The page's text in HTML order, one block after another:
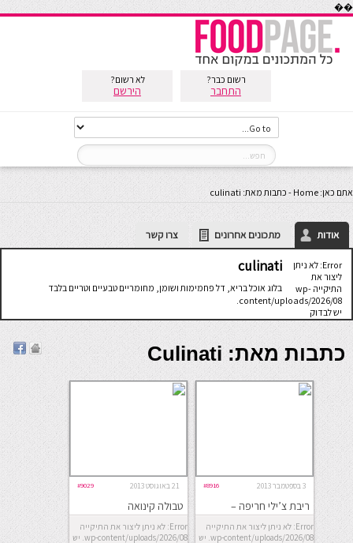
��
רשום כבר?
התחבר
לא רשום?
הירשם
אתם כאן: Home
- כתבות מאת: culinati
אודות מתכונים אחרונים צרו קשר
Error: לא ניתן
ליצור את
התיקייה wp-
content/uploads/2026/08.
יש לבדוק
שתיקיית האב
שלה ניתנת
לכתיבה.
culinati
בלוג אוכל בריא, דל פחמימות ושומן, מחומריים טבעיים וטריים בלבד
כתבות מאת: Culinati
3 בספטמבר 2013 #8916
ריבת צ’ילי חריפה –
מתקתקה
Error: לא ניתן ליצור את התיקייה
wp-content/uploads/2026/08. יש
21 באוגוסט 2013 #9029
טבולה קינואה
Error: לא ניתן ליצור את התיקייה
wp-content/uploads/2026/08. יש